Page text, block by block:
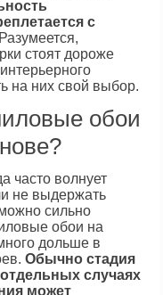
с
стоят дороже
на них свой выбор.
обои
часто волнует
не выдержать
сильно
обои на
дольше в
Обычно стадия
случаях
может